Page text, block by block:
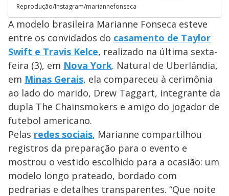
Reprodução/Instagram/mariannefonseca
A modelo brasileira Marianne Fonseca esteve
entre os convidados do casamento de Taylor
Swift e Travis Kelce, realizado na última sexta-
feira (3), em Nova York. Natural de Uberlândia,
em Minas Gerais, ela compareceu à cerimônia
ao lado do marido, Drew Taggart, integrante da
dupla The Chainsmokers e amigo do jogador de
futebol americano.
Pelas redes sociais, Marianne compartilhou
registros da preparação para o evento e
mostrou o vestido escolhido para a ocasião: um
modelo longo prateado, bordado com
pedrarias e detalhes transparentes. “Que noite